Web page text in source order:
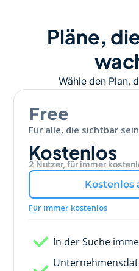
Pläne,
Wähle den Plan,
Free
Für alle, die sichtbar
Kostenlos
2 Nutzer, für immer
Kostenlos
Für immer kostenlos
In der Suche